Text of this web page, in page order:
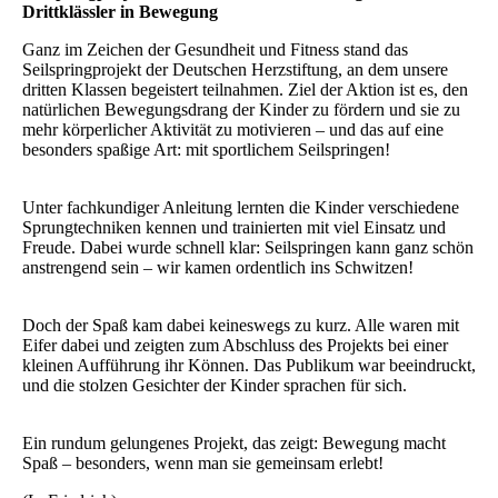
Drittklässler in Bewegung
Ganz im Zeichen der Gesundheit und Fitness stand das
Seilspringprojekt der Deutschen Herzstiftung, an dem unsere
dritten Klassen begeistert teilnahmen. Ziel der Aktion ist es, den
natürlichen Bewegungsdrang der Kinder zu fördern und sie zu
mehr körperlicher Aktivität zu motivieren – und das auf eine
besonders spaßige Art: mit sportlichem Seilspringen!
Unter fachkundiger Anleitung lernten die Kinder verschiedene
Sprungtechniken kennen und trainierten mit viel Einsatz und
Freude. Dabei wurde schnell klar: Seilspringen kann ganz schön
anstrengend sein – wir kamen ordentlich ins Schwitzen!
Doch der Spaß kam dabei keineswegs zu kurz. Alle waren mit
Eifer dabei und zeigten zum Abschluss des Projekts bei einer
kleinen Aufführung ihr Können. Das Publikum war beeindruckt,
und die stolzen Gesichter der Kinder sprachen für sich.
Ein rundum gelungenes Projekt, das zeigt: Bewegung macht
Spaß – besonders, wenn man sie gemeinsam erlebt!